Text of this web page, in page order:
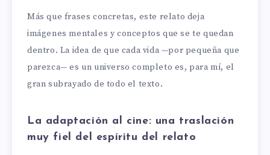
Más que frases concretas, este relato deja
imágenes mentales y conceptos que se te quedan
dentro. La idea de que cada vida —por pequeña que
parezca— es un universo completo es, para mí, el
gran subrayado de todo el texto.
La adaptación al cine: una traslación
muy fiel del espíritu del relato